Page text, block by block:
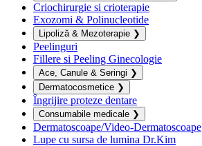
Criochirurgie si crioterapie
Exozomi & Polinucleotide
Lipoliză & Mezoterapie ❯
Peelinguri
Fillere si Peeling Ginecologie
Ace, Canule & Seringi ❯
Dermatocosmetice ❯
Îngrijire proteze dentare
Consumabile medicale ❯
Dermatoscoape/Video-Dermatoscoape
Lupe cu sursa de lumina Dr.Kim